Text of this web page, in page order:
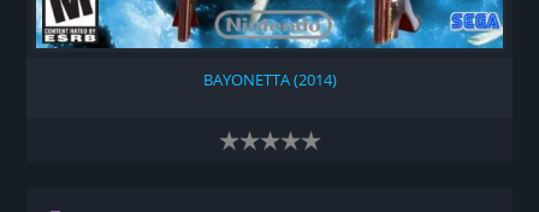
BAYONETTA (2014)